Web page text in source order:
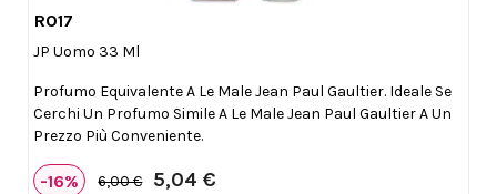
R017
JP Uomo 33 Ml
Profumo Equivalente A Le Male Jean Paul Gaultier. Ideale Se
Cerchi Un Profumo Simile A Le Male Jean Paul Gaultier A Un
Prezzo Più Conveniente.
-16% 6,00 € 5,04 €